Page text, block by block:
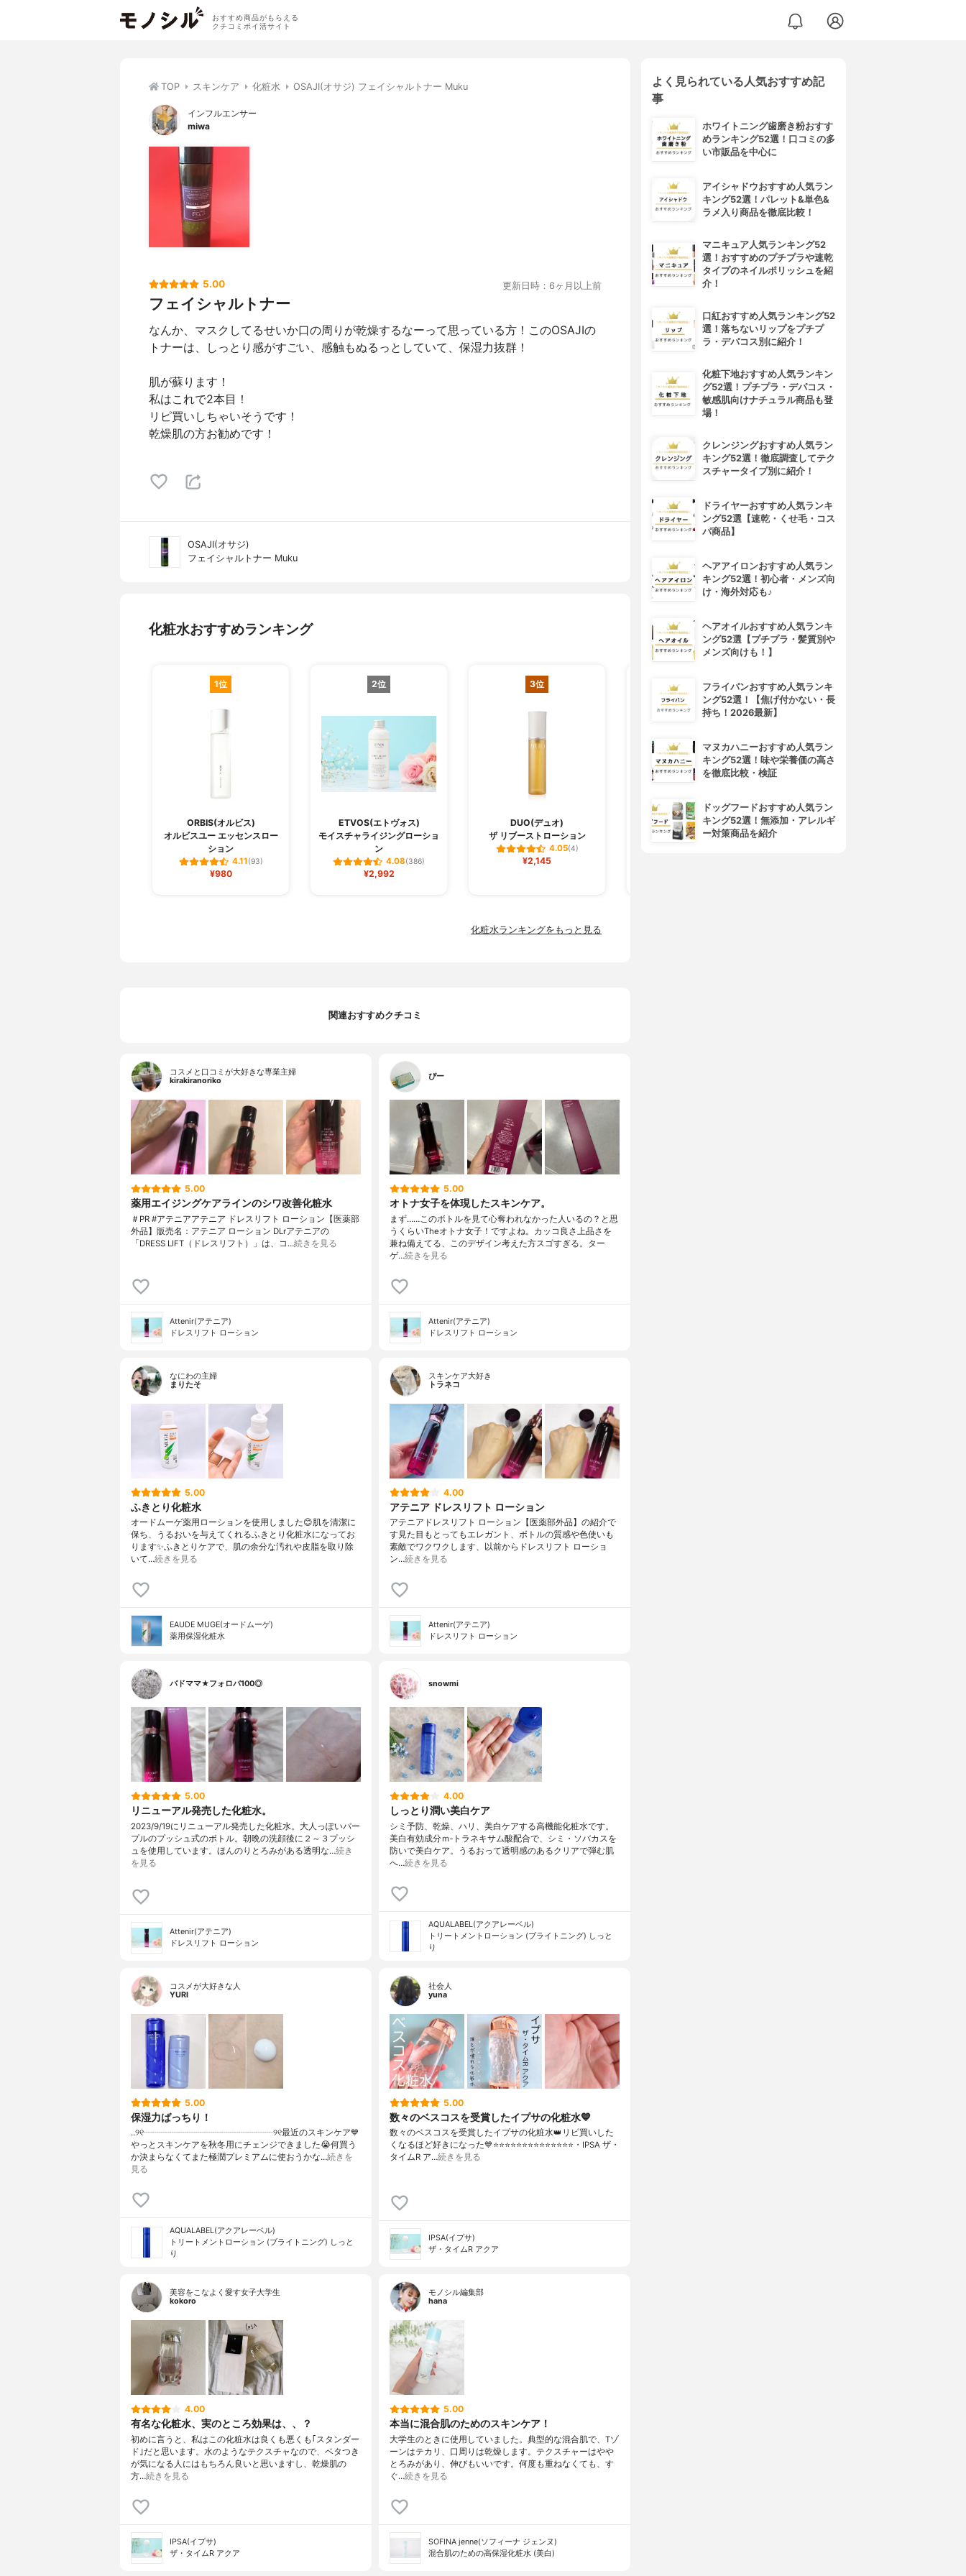
おすすめ商品がもらえる
クチコミポイ活サイト
TOP スキンケア 化粧水 OSAJI(オサジ) フェイシャルトナー Muku
インフルエンサー
miwa
5.00 更新日時：6ヶ月以上前
フェイシャルトナー
なんか、マスクしてるせいか口の周りが乾燥するなーって思っている方！このOSAJIの
トナーは、しっとり感がすごい、感触もぬるっとしていて、保湿力抜群！
肌が蘇ります！
私はこれで2本目！
リピ買いしちゃいそうです！
乾燥肌の方お勧めです！
OSAJI(オサジ)
フェイシャルトナー Muku
化粧水おすすめランキング
1位
ORBIS(オルビス)
オルビスユー エッセンスロー
ション
4.11(93)
¥980
2位
ETVOS(エトヴォス)
モイスチャライジングローショ
ン
4.08(386)
¥2,992
3位
DUO(デュオ)
ザ リブーストローション
4.05(4)
¥2,145
d program(d プログラム)
バイタライジング＆クリア ロ
ALBION(アルビオン)
化粧水ランキングをもっと見る
関連おすすめクチコミ
コスメと口コミが大好きな専業主婦
kirakiranoriko
5.00
薬用エイジングケアラインのシワ改善化粧水
＃PR #アテニアアテニア ドレスリフト ローション【医薬部
外品】販売名：アテニア ローション DLrアテニアの
「DRESS LIFT（ドレスリフト）」は、コ…続きを見る
Attenir(アテニア)
ドレスリフト ローション
ぴー
5.00
オトナ女子を体現したスキンケア。
まず……このボトルを見て心奪われなかった人いるの？と思
うくらいTheオトナ女子！ですよね。カッコ良さ上品さを
兼ね備えてる、このデザイン考えた方スゴすぎる。ター
ゲ…続きを見る
Attenir(アテニア)
ドレスリフト ローション
なにわの主婦
まりたそ
5.00
ふきとり化粧水
オードムーゲ薬用ローションを使用しました😊肌を清潔に
保ち、うるおいを与えてくれるふきとり化粧水になってお
ります✨ふきとりケアで、肌の余分な汚れや皮脂を取り除
いて…続きを見る
EAUDE MUGE(オードムーゲ)
薬用保湿化粧水
スキンケア大好き
トラネコ
4.00
アテニア ドレスリフト ローション
アテニアドレスリフト ローション【医薬部外品】の紹介で
す見た目もとってもエレガント、ボトルの質感や色使いも
素敵でワクワクします、以前からドレスリフト ローショ
ン…続きを見る
Attenir(アテニア)
ドレスリフト ローション
バドママ★フォロバ100◎
5.00
リニューアル発売した化粧水。
2023/9/19にリニューアル発売した化粧水。大人っぽいパー
プルのプッシュ式のボトル。朝晩の洗顔後に２～３プッシ
ュを使用しています。ほんのりとろみがある透明な…続き
を見る
Attenir(アテニア)
ドレスリフト ローション
snowmi
4.00
しっとり潤い美白ケア
シミ予防、乾燥、ハリ、美白ケアする高機能化粧水です。
美白有効成分ｍ‐トラネキサム酸配合で、シミ・ソバカスを
防いで美白ケア。うるおって透明感のあるクリアで弾む肌
へ…続きを見る
AQUALABEL(アクアレーベル)
トリートメントローション (ブライトニング) しっと
り
コスメが大好きな人
YURI
5.00
保湿力ばっちり！
..୨୧┈┈┈┈┈┈┈┈┈┈┈┈┈┈┈୨୧最近のスキンケア💙
やっとスキンケアを秋冬用にチェンジできました😭何買う
か決まらなくてまた極潤プレミアムに使おうかな…続きを
見る
AQUALABEL(アクアレーベル)
トリートメントローション (ブライトニング) しっと
り
社会人
yuna
5.00
数々のベスコスを受賞したイプサの化粧水💙
数々のベスコスを受賞したイプサの化粧水👑リピ買いした
くなるほど好きになった💙⭐️⭐️⭐️⭐️⭐️⭐️⭐️⭐️⭐️⭐️⭐️⭐️⭐️⭐️・IPSA ザ・
タイムR ア…続きを見る
IPSA(イプサ)
ザ・タイムR アクア
美容をこなよく愛す女子大学生
kokoro
4.00
有名な化粧水、実のところ効果は、、？
初めに言うと、私はこの化粧水は良くも悪くも｢スタンダー
ド｣だと思います。水のようなテクスチャなので、ベタつき
が気になる人にはもちろん良いと思いますし、乾燥肌の
方…続きを見る
IPSA(イプサ)
ザ・タイムR アクア
モノシル編集部
hana
5.00
本当に混合肌のためのスキンケア！
大学生のときに使用していました。典型的な混合肌で、Tゾ
ーンはテカリ、口周りは乾燥します。テクスチャーはやや
とろみがあり、伸びもいいです。何度も重ねなくても、す
ぐ…続きを見る
SOFINA jenne(ソフィーナ ジェンヌ)
混合肌のための高保湿化粧水 (美白)
よく見られている人気おすすめ記
事
ホワイトニング歯磨き粉おすす
めランキング52選！口コミの多
い市販品を中心に
アイシャドウおすすめ人気ラン
キング52選！パレット&単色&
ラメ入り商品を徹底比較！
マニキュア人気ランキング52
選！おすすめのプチプラや速乾
タイプのネイルポリッシュを紹
介！
口紅おすすめ人気ランキング52
選！落ちないリップをプチプ
ラ・デパコス別に紹介！
化粧下地おすすめ人気ランキン
グ52選！プチプラ・デパコス・
敏感肌向けナチュラル商品も登
場！
クレンジングおすすめ人気ラン
キング52選！徹底調査してテク
スチャータイプ別に紹介！
ドライヤーおすすめ人気ランキ
ング52選【速乾・くせ毛・コス
パ商品】
ヘアアイロンおすすめ人気ラン
キング52選！初心者・メンズ向
け・海外対応も♪
ヘアオイルおすすめ人気ランキ
ング52選【プチプラ・髪質別や
メンズ向けも！】
フライパンおすすめ人気ランキ
ング52選！【焦げ付かない・長
持ち！2026最新】
マヌカハニーおすすめ人気ラン
キング52選！味や栄養価の高さ
を徹底比較・検証
ドッグフードおすすめ人気ラン
キング52選！無添加・アレルギ
ー対策商品を紹介